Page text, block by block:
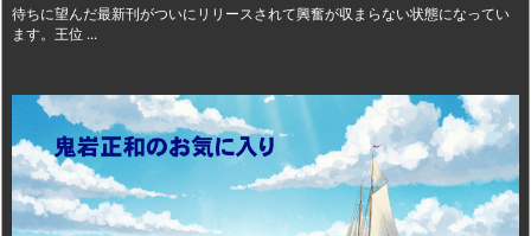
待ちに望んだ最新刊がついにリリースされて興奮が収まらない状態になってい
ます。王位 ...